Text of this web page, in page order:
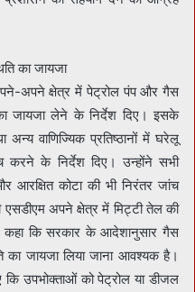
का जायजा
अपने क्षेत्र में पेट्रोल पंप और गैस
जायजा लेने के निर्देश दिए। इसके
अन्य वाणिज्यिक प्रतिष्ठानों में घरेलू
करने के निर्देश दिए। उन्होंने सभी
आरक्षित कोटा की भी निरंतर जांच
अपने क्षेत्र में मिट्टी तेल की
कि सरकार के आदेशानुसार गैस
का जायजा लिया जाना आवश्यक है।
कि उपभोक्ताओं को पेट्रोल या डीजल